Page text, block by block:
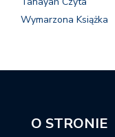
Wymarzona Książka
O STRONIE